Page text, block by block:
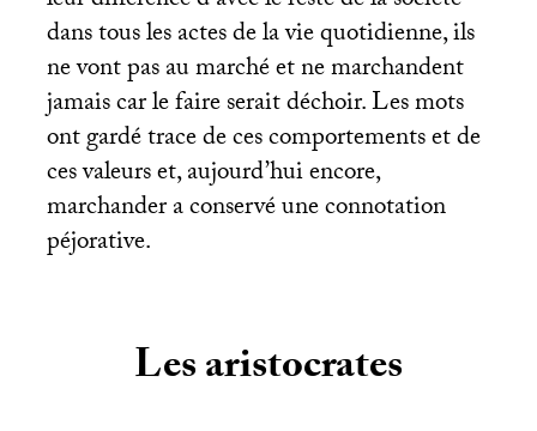
dans tous les actes de la vie quotidienne, ils
ne vont pas au marché et ne marchandent
jamais car le faire serait déchoir. Les mots
ont gardé trace de ces comportements et de
ces valeurs et, aujourd’hui encore,
marchander a conservé une connotation
péjorative.
Les aristocrates